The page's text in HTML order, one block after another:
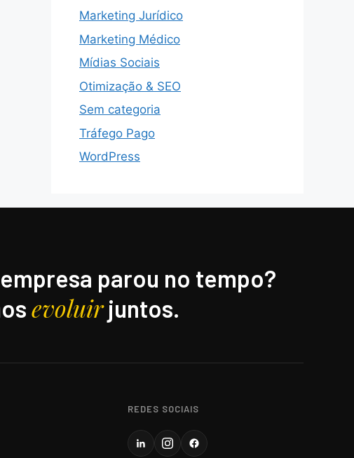
Marketing Jurídico
Marketing Médico
Mídias Sociais
Otimização & SEO
Sem categoria
Tráfego Pago
WordPress
parou no tempo?
evoluirjuntos.
REDES SOCIAIS